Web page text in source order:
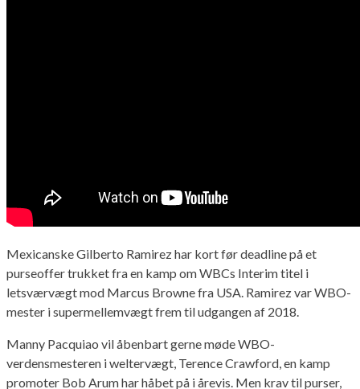
Mexicanske Gilberto Ramirez har kort før deadline på et
purseoffer trukket fra en kamp om WBCs Interim titel i
letsværvægt mod Marcus Browne fra USA. Ramirez var WBO-
mester i supermellemvægt frem til udgangen af 2018.
Manny Pacquiao vil åbenbart gerne møde WBO-
verdensmesteren i weltervægt, Terence Crawford, en kamp
promoter Bob Arum har håbet på i årevis. Men krav til purser,